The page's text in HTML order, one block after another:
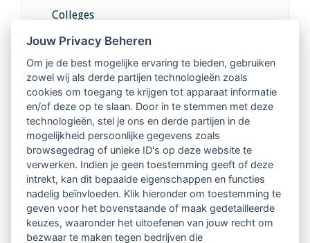
Colleges
Intervisie met geregistreerde vakgenoten
Netwerk van 2100 professionals in 14
regio's
Vindbaar voor opdrachtgevers
Tijdschrift voor
Begeleidingskunde & kennisbank
Beroepsregistratie (LVSC keurmerk)
Jouw Privacy Beheren
Om je de best mogelijke ervaring te bieden, gebruiken
zowel wij als derde partijen technologieën zoals
cookies om toegang te krijgen tot apparaat informatie
en/of deze op te slaan. Door in te stemmen met deze
technologieën, stel je ons en derde partijen in de
mogelijkheid persoonlijke gegevens zoals
browsegedrag of unieke ID's op deze website te
verwerken. Indien je geen toestemming geeft of deze
intrekt, kan dit bepaalde eigenschappen en functies
nadelig beïnvloeden. Klik hieronder om toestemming te
geven voor het bovenstaande of maak gedetailleerde
keuzes, waaronder het uitoefenen van jouw recht om
bezwaar te maken tegen bedrijven die